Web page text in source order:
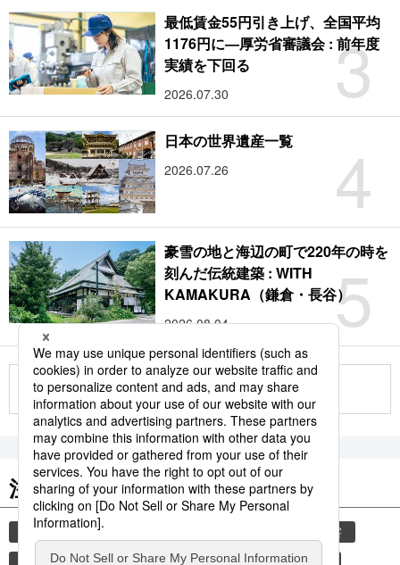
3
最低賃金55円引き上げ、全国平均
1176円に―厚労省審議会 : 前年度
実績を下回る
2026.07.30
4
日本の世界遺産一覧
2026.07.26
5
豪雪の地と海辺の町で220年の時を
刻んだ伝統建築 : WITH
KAMAKURA（鎌倉・長谷）
2026.08.04
もっと見る
注目のキーワード
共同通信ニュース
災害